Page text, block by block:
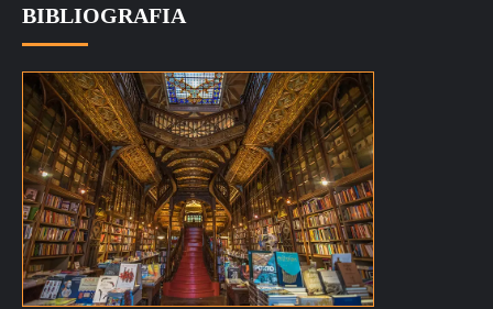
La bibliografia
CONTATTI